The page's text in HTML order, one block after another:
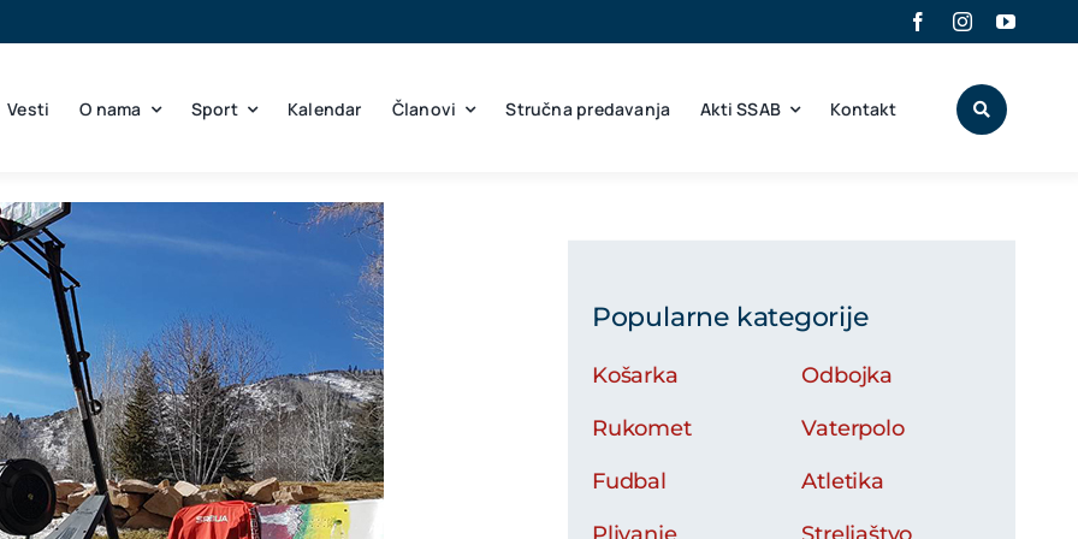
Vesti O nama Sport Kalendar Članovi Stručna predavanja Akti SSAB Kontakt
Popularne kategorije
Košarka
Rukomet
Fudbal
Odbojka
Vaterpolo
Atletika